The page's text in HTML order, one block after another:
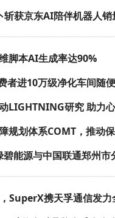
斩获京东AI陪伴机器人销
脚本AI生成率达90%
者进10万级净化车间随
LIGHTNING研究 助力
规划体系COMT，推动
能源与中国联通郑州市
SuperX携天孚通信发